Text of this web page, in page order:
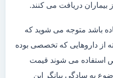
بیماران دریافت می کنند.
باشد متوجه می شوید که
از داروهایی که تخصصی بوده
استفاده می شوند قیمت
به سادگی بیانگر این